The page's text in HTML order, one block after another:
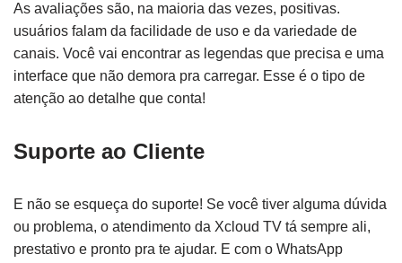
As avaliações são, na maioria das vezes, positivas.
usuários falam da facilidade de uso e da variedade de
canais. Você vai encontrar as legendas que precisa e uma
interface que não demora pra carregar. Esse é o tipo de
atenção ao detalhe que conta!
Suporte ao Cliente
E não se esqueça do suporte! Se você tiver alguma dúvida
ou problema, o atendimento da Xcloud TV tá sempre ali,
prestativo e pronto pra te ajudar. E com o WhatsApp